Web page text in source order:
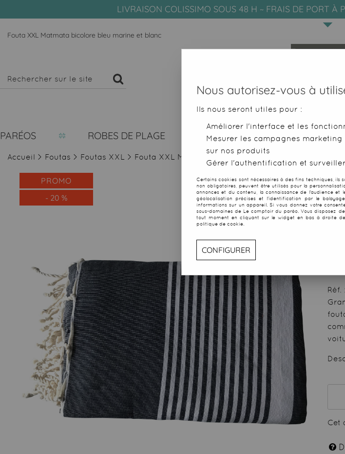
LIVRAISON COLISSIMO SOUS 48 H ~ FRAIS DE PORT À
Fouta XXL Matmata bicolore bleu marine et blanc
PARÉOS ROBES DE PLAGE SERVIETTES DE PLAGE
Accueil > Foutas > Foutas XXL > Fouta XXL Matmata bleu marine
PROMO
- 20 %
Réf. :
Cet
Nous autorisez-vous à
Ils nous seront utiles pour :
Améliorer l'interface et les
Mesurer les campagnes
sur nos produits
Gérer l'authentification et
Certains cookies sont nécessaires à des fins techniques, ils
non obligatoires, peuvent être utilisés pour la
annonces et du contenu, la connaissance de l'audience et
géolocalisation précises et l'identification par le
informations sur un appareil. Si vous donnez votre
sous-domaines de Le comptoir du paréo. Vous disposez
tout moment en cliquant sur le widget en bas à droite
politique de cookie.
CONFIGURER